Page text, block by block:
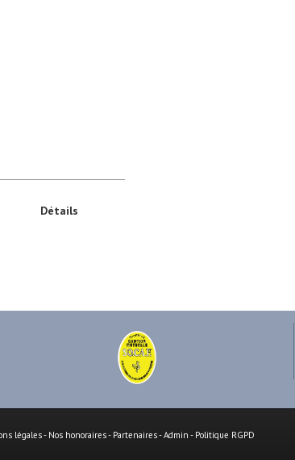
Détails
légales- Nos honoraires- Partenaires-Admin - Politique RGPD